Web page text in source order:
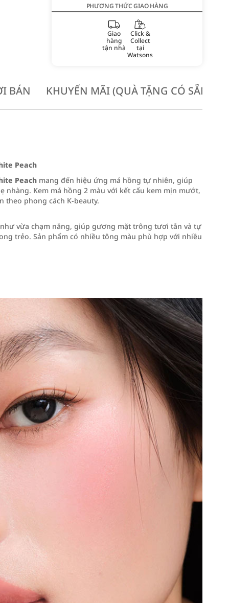
PHƯƠNG THỨC GIAO HÀNG
Giao
hàng
tận nhà
Click &
Collect
tại
Watsons
BÁN KHUYẾN MÃI (QUÀ TẶNG CÓ SẴN
Peach
Peach mang đến hiệu ứng má hồng tự nhiên, giúp
Kem má hồng 2 màu với kết cấu kem mịn mướt,
theo phong cách K-beauty.
vừa chạm nắng, giúp gương mặt trông tươi tắn và tự
trẻo. Sản phẩm có nhiều tông màu phù hợp với nhiều